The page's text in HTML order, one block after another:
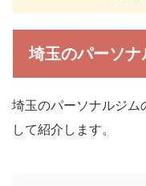
埼玉のパーソ
埼玉のパーソナルジム
して紹介します。